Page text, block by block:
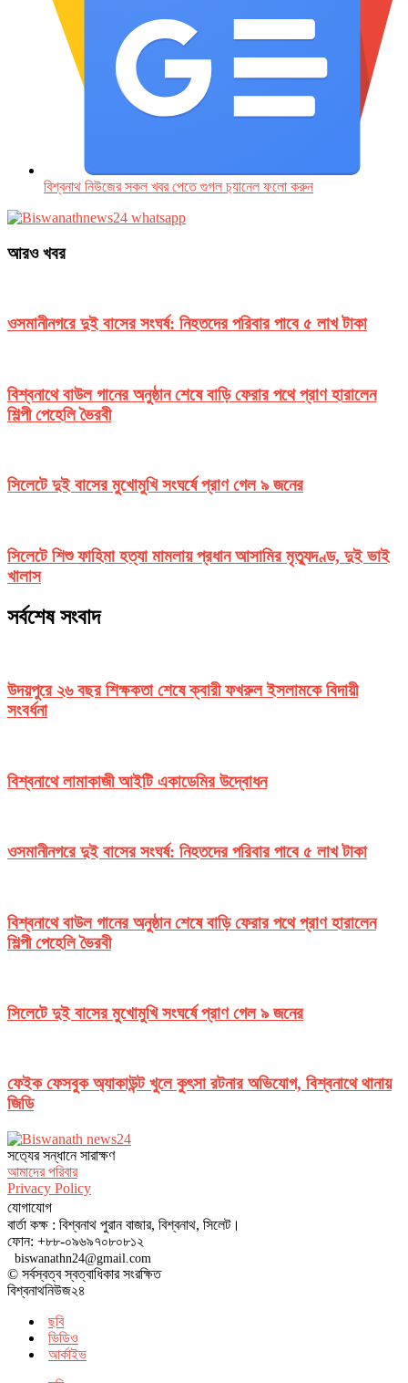
বিশ্বনাথ নিউজের সকল খবর পেতে গুগল চ‌্যানেল ফলো করুন
আরও খবর
ওসমানীনগরে দুই বাসের সংঘর্ষ: নিহতদের পরিবার পাবে ৫ লাখ টাকা
বিশ্বনাথে বাউল গানের অনুষ্ঠান শেষে বাড়ি ফেরার পথে প্রাণ হারালেন
শিল্পী পেহেলি ভৈরবী
সিলেটে দুই বাসের মুখোমুখি সংঘর্ষে প্রাণ গেল ৯ জনের
সিলেটে শিশু ফাহিমা হত্যা মামলায় প্রধান আসামির মৃত্যুদণ্ড, দুই ভাই
খালাস
সর্বশেষ সংবাদ
উদয়পুরে ২৬ বছর শিক্ষকতা শেষে ক্বারী ফখরুল ইসলামকে বিদায়ী
সংবর্ধনা
বিশ্বনাথে লামাকাজী আইটি একাডেমির উদ্বোধন
ওসমানীনগরে দুই বাসের সংঘর্ষ: নিহতদের পরিবার পাবে ৫ লাখ টাকা
বিশ্বনাথে বাউল গানের অনুষ্ঠান শেষে বাড়ি ফেরার পথে প্রাণ হারালেন
শিল্পী পেহেলি ভৈরবী
সিলেটে দুই বাসের মুখোমুখি সংঘর্ষে প্রাণ গেল ৯ জনের
ফেইক ফেসবুক অ্যাকাউন্ট খুলে কুৎসা রটনার অভিযোগ, বিশ্বনাথে থানায়
জিডি
সত‌্যের সন্ধানে সারাক্ষণ
আমাদের পরিবার
Privacy Policy
যোগাযোগ
বার্তা কক্ষ : বিশ্বনাথ পুরান বাজার, বিশ্বনাথ, সিলেট।
ফোন: +৮৮-০৯৬৯৭০৮০৮১২
biswanathn24@gmail.com
© সর্বস্বত্ব স্বত্বাধিকার সংরক্ষিত
বিশ্বনাথনিউজ২৪
ছবি
ভিডিও
আর্কাইভ